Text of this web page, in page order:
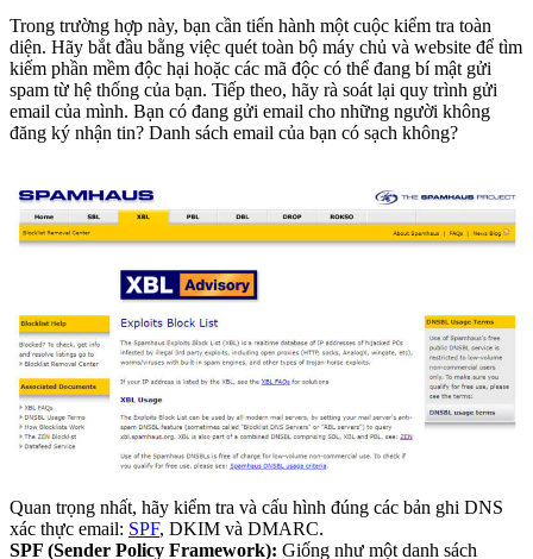
Trong trường hợp này, bạn cần tiến hành một cuộc kiểm tra toàn
diện. Hãy bắt đầu bằng việc quét toàn bộ máy chủ và website để tìm
kiếm phần mềm độc hại hoặc các mã độc có thể đang bí mật gửi
spam từ hệ thống của bạn. Tiếp theo, hãy rà soát lại quy trình gửi
email của mình. Bạn có đang gửi email cho những người không
đăng ký nhận tin? Danh sách email của bạn có sạch không?
Quan trọng nhất, hãy kiểm tra và cấu hình đúng các bản ghi DNS
xác thực email: SPF, DKIM và DMARC.
SPF (Sender Policy Framework): Giống như một danh sách